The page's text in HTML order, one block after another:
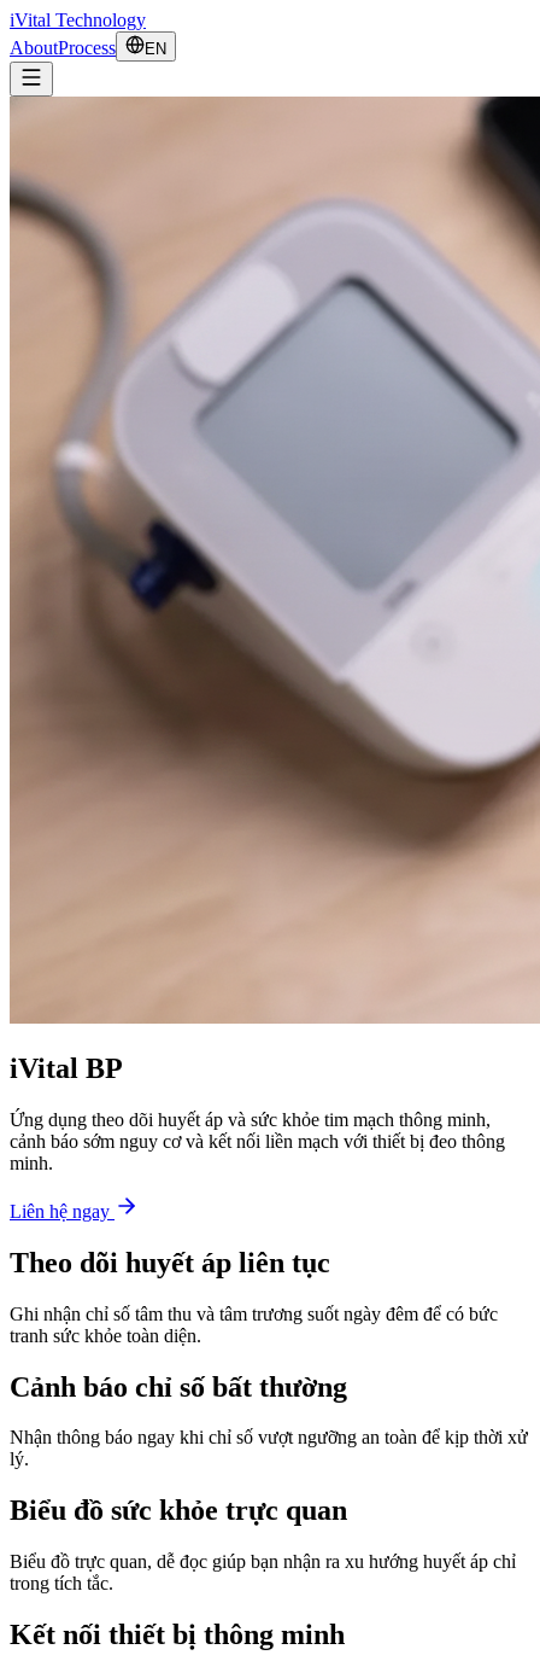
iVital Technology
AboutProcess EN
iVital BP
Ứng dụng theo dõi huyết áp và sức khỏe tim mạch thông minh,
cảnh báo sớm nguy cơ và kết nối liền mạch với thiết bị đeo thông
minh.
Liên hệ ngay
Theo dõi huyết áp liên tục
Ghi nhận chỉ số tâm thu và tâm trương suốt ngày đêm để có bức
tranh sức khỏe toàn diện.
Cảnh báo chỉ số bất thường
Nhận thông báo ngay khi chỉ số vượt ngưỡng an toàn để kịp thời xử
lý.
Biểu đồ sức khỏe trực quan
Biểu đồ trực quan, dễ đọc giúp bạn nhận ra xu hướng huyết áp chỉ
trong tích tắc.
Kết nối thiết bị thông minh